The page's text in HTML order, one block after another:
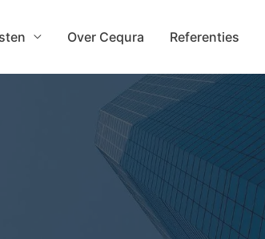
Over Cequra Referenties